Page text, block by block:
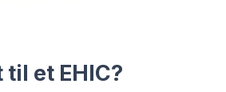
et EHIC?